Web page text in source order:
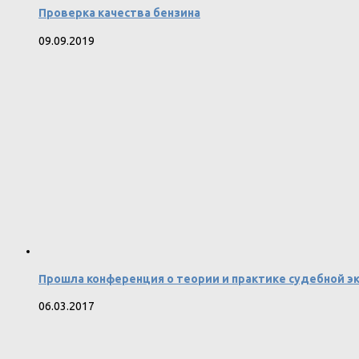
Проверка качества бензина
09.09.2019
Прошла конференция о теории и практике судебной
06.03.2017